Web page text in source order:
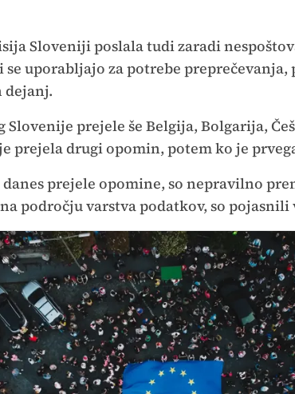
Sloveniji poslala tudi zaradi
se uporabljajo za potrebe
dejanj.
Slovenije prejele še Belgija, Bolgarija,
prejela drugi opomin, potem ko je
prejele opomine, so nepravilno
področju varstva podatkov, so pojasnili